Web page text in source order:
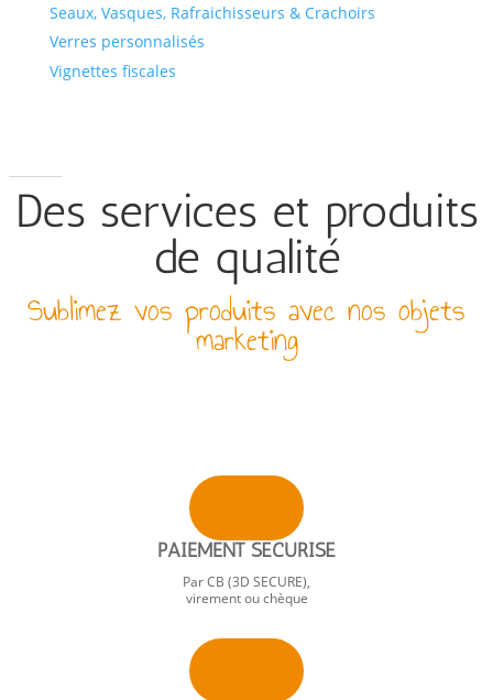
Seaux, Vasques, Rafraichisseurs & Crachoirs
Verres personnalisés
Vignettes fiscales
Des services et produits
de qualité
Sublimez vos produits avec nos objets
marketing
PAIEMENT SÉCURISÉ
Par CB (3D SECURE),
virement ou chèque